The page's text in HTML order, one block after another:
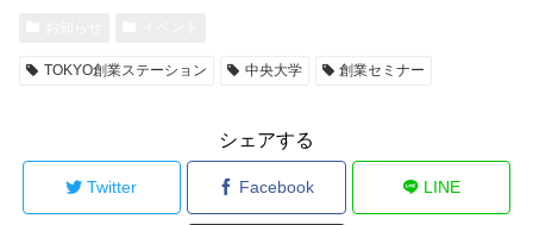
TOKYO創業ステーション 中央大学 創業セミナー
シェアする
Twitter Facebook LINE